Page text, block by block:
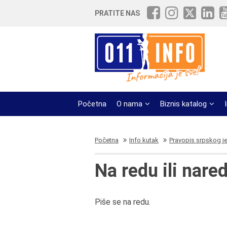
PRATITE NAS
Početna O nama Biznis katalog
Početna Info kutak Pravopis srpskog
Na redu ili
Piše se na redu.